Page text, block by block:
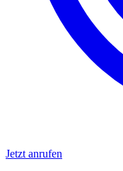
Jetzt anrufen